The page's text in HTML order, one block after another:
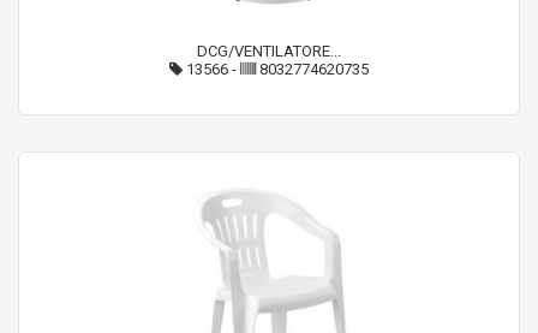
DCG/VENTILATORE...
13566 - 8032774620735